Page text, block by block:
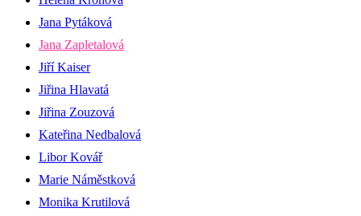
Jana Pytáková
Jana Zapletalová
Jiří Kaiser
Jiřina Hlavatá
Jiřina Zouzová
Kateřina Nedbalová
Libor Kovář
Marie Náměstková
Monika Krutilová